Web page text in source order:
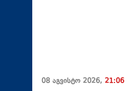
08 აგვისტო 2026, 21:06